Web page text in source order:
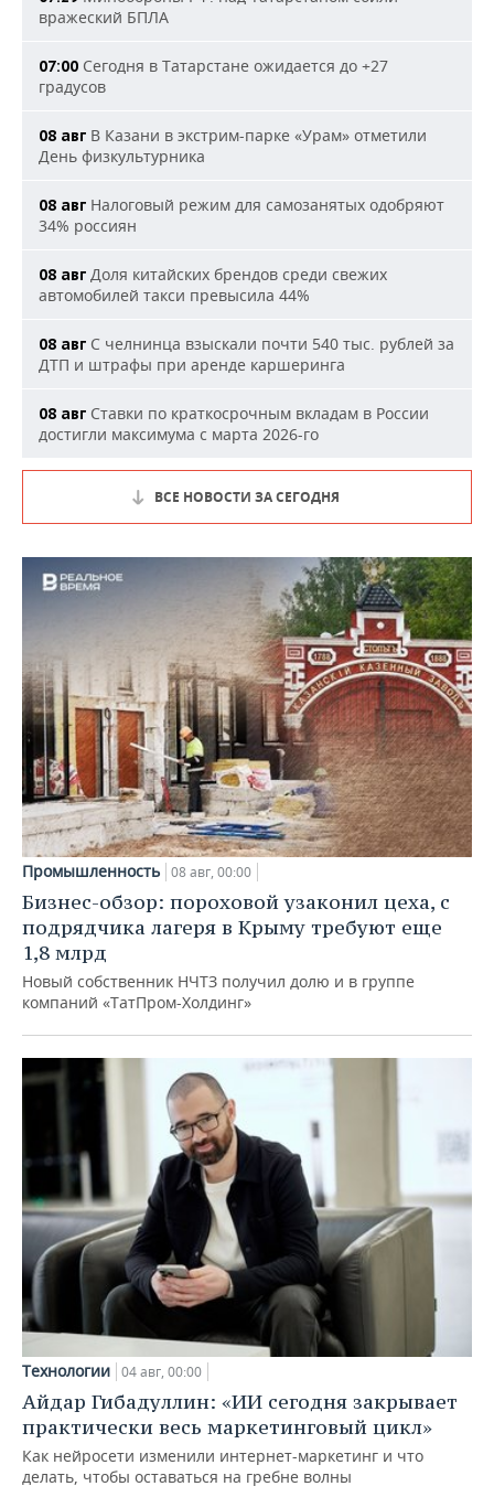
вражеский БПЛА
07:00 Сегодня в Татарстане ожидается до +27
градусов
08 авг В Казани в экстрим-парке «Урам» отметили
День физкультурника
08 авг Налоговый режим для самозанятых одобряют
34% россиян
08 авг Доля китайских брендов среди свежих
автомобилей такси превысила 44%
08 авг С челнинца взыскали почти 540 тыс. рублей за
ДТП и штрафы при аренде каршеринга
08 авг Ставки по краткосрочным вкладам в России
достигли максимума с марта 2026-го
ВСЕ НОВОСТИ ЗА СЕГОДНЯ
Промышленность 08 авг, 00:00
Бизнес-обзор: пороховой узаконил цеха, с
подрядчика лагеря в Крыму требуют еще
1,8 млрд
Новый собственник НЧТЗ получил долю и в группе
компаний «ТатПром-Холдинг»
Технологии 04 авг, 00:00
Айдар Гибадуллин: «ИИ сегодня закрывает
практически весь маркетинговый цикл»
Как нейросети изменили интернет-маркетинг и что
делать, чтобы оставаться на гребне волны